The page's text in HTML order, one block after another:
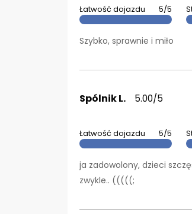
Łatwość dojazdu 5/5
Szybko, sprawnie i miło
Spólnik L. 5.00/5
Łatwość dojazdu 5/5
ja zadowolony, dzieci
zwykle.. (((((;